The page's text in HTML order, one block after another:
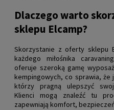
Dlaczego warto
sklepu Elcamp?
Skorzystanie z oferty sklepu
każdego miłośnika
oferuje szeroką gamę
kempingowych, co sprawia,
którzy pragną ulepszyć
Klienci mogą znaleźć tu
zapewniają komfort,